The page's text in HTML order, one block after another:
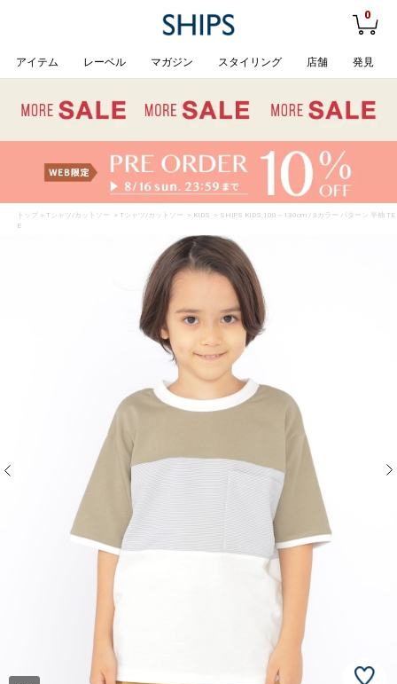
0
アイテム レーベル マガジン スタイリング 店舗 発見
トップ > Tシャツ/カットソー > Tシャツ/カットソー > KIDS > SHIPS KIDS:100～130cm / 3カラー パターン 半袖 TE
E